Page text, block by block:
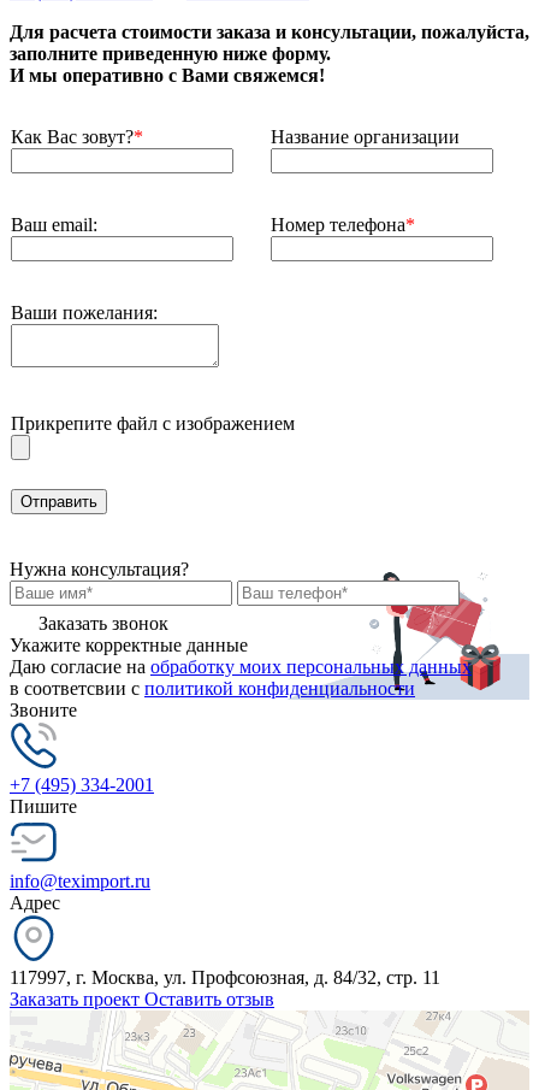
Для расчета стоимости заказа и консультации, пожалуйста,
заполните приведенную ниже форму.
И мы оперативно с Вами свяжемся!
Как Вас зовут?* Название организации
Ваш email: Номер телефона*
Ваши пожелания:
Прикрепите файл с изображением
Нужна консультация?
Заказать звонок
Укажите корректные данные
Даю согласие на обработку моих персональных данных
в соответсвии с политикой конфиденциальности
Звоните
+7 (495) 334-2001
Пишите
info@teximport.ru
Адрес
117997, г. Москва, ул. Профсоюзная, д. 84/32, стр. 11
Заказать проект Оставить отзыв